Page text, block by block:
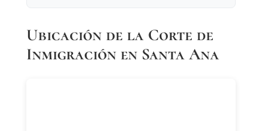
Ubicación de la Corte de
Inmigración en Santa Ana